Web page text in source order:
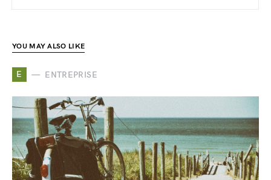
YOU MAY ALSO LIKE
E ENTREPRISE